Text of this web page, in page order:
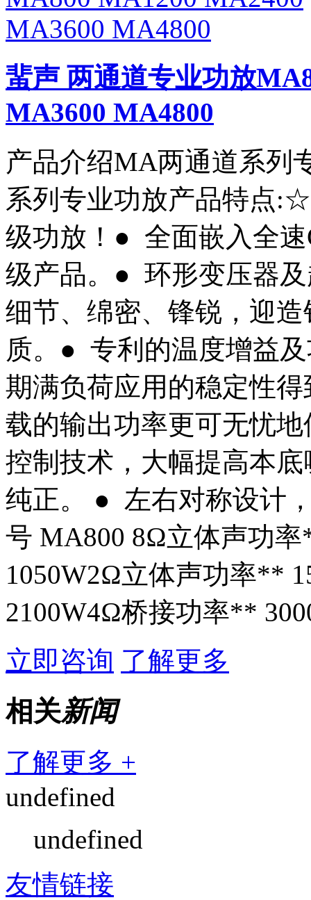
蜚声 两通道专业功放
MA3600 MA4800
产品介绍MA两通道系列
系列专业功放产品特点
级功放！● 全面嵌入全
级产品。● 环形变压器
细节、绵密、锋锐，迎
质。● 专利的温度增益
期满负荷应用的稳定性
载的输出功率更可无忧
控制技术，大幅提高本
纯正。 ● 左右对称设计
号 MA800 8Ω立体声功
1050W2Ω立体声功率**
2100W4Ω桥接功率**
立即咨询 了解更多
相关新闻
了解更多 +
undefined
undefined
友情链接